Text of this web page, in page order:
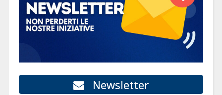
Newsletter